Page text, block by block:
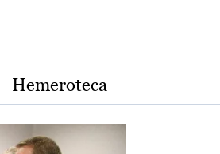
Hemeroteca